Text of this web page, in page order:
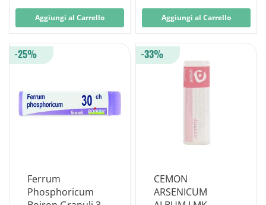
Aggiungi al Carrello Aggiungi al Carrello
Ferrum
Phosphoricum
-25%
CEMON
ARSENICUM
-33%